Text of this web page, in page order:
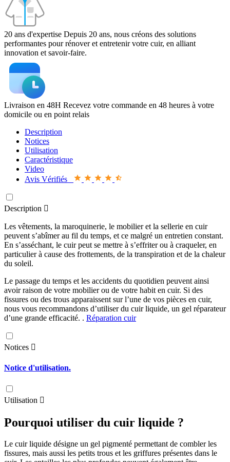
20 ans d'expertise Depuis 20 ans, nous créons des solutions
performantes pour rénover et entretenir votre cuir, en alliant
innovation et savoir-faire.
Livraison en 48H Recevez votre commande en 48 heures à votre
domicile ou en point relais
Description
Notices
Utilisation
Caractéristique
Video
Avis Vérifiés
Description 
Les vêtements, la maroquinerie, le mobilier et la sellerie en cuir
peuvent s’abîmer au fil du temps, et ce malgré un entretien constant.
En s’asséchant, le cuir peut se mettre à s’effriter ou à craqueler, en
particulier à cause des frottements, de la transpiration et de la chaleur
du soleil.
Le passage du temps et les accidents du quotidien peuvent ainsi
avoir raison de votre mobilier ou de votre habit en cuir. Si des
fissures ou des trous apparaissent sur l’une de vos pièces en cuir,
nous vous recommandons d’utiliser du cuir liquide, un gel réparateur
d’une grande efficacité. . Réparation cuir
Notices 
Notice d'utilisation.
Utilisation 
Pourquoi utiliser du cuir liquide ?
Le cuir liquide désigne un gel pigmenté permettant de combler les
fissures, mais aussi les petits trous et les griffures présentes dans le